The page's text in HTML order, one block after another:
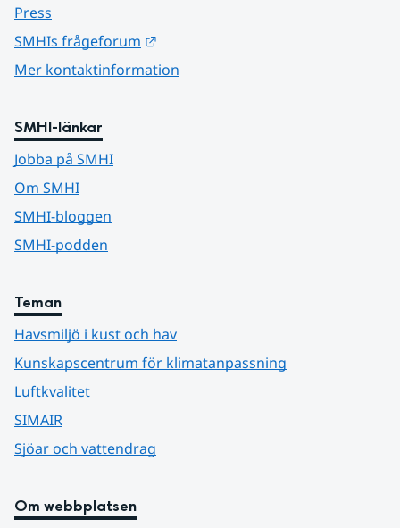
Press
SMHIs frågeforum
Mer kontaktinformation
SMHI-länkar
Jobba på SMHI
Om SMHI
SMHI-bloggen
SMHI-podden
Teman
Havsmiljö i kust och hav
Kunskapscentrum för klimatanpassning
Luftkvalitet
SIMAIR
Sjöar och vattendrag
Om webbplatsen